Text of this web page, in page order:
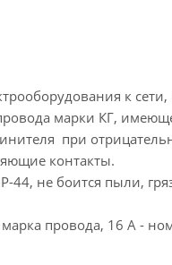
к
марки КГ,
при
контакты.
44, не боится пыли,
провода, 16 А -